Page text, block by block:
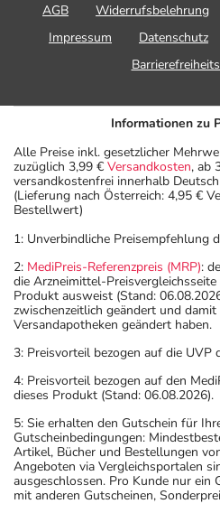
AGB Widerrufsbelehrung
Impressum
Datenschutz
Informationen zu
Alle Preise inkl. gesetzlicher
zuzüglich 3,99 € Versandkosten, ab
versandkostenfrei innerhalb
(Lieferung nach Österreich: 4,95 €
Bestellwert)
1: Unverbindliche Preisempfehlung
2: MediPreis-Referenzpreis (MRP):
die Arzneimittel-
Produkt ausweist (Stand:
zwischenzeitlich geändert und
Versandapotheken geändert haben.
3: Preisvorteil bezogen auf die UVP
4: Preisvorteil bezogen auf den
dieses Produkt (Stand: 06.08.2026).
5: Sie erhalten den Gutschein für
Gutscheinbedingungen:
Artikel, Bücher und Bestellungen
Angeboten via Vergleichsportalen
ausgeschlossen. Pro Kunde nur ein
mit anderen Gutscheinen,